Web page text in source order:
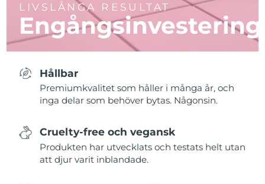
LIVSLÅNGA RESULTAT
Engångsinvestering
Hållbar
Premiumkvalitet som håller i många år, och
inga delar som behöver bytas. Någonsin.
Cruelty-free och vegansk
Produkten har utvecklats och testats helt utan
att djur varit inblandade.